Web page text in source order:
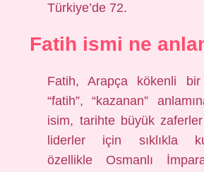
Türkiye’de 72.
Fatih ismi ne
Fatih, Arapça kökenli
“fatih”, “kazanan”
isim, tarihte büyük
liderler için sıklıkla
özellikle Osmanlı